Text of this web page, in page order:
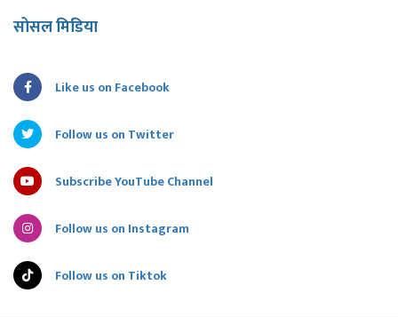
सोसल मिडिया
Like us on Facebook
Follow us on Twitter
Subscribe YouTube Channel
Follow us on Instagram
Follow us on Tiktok